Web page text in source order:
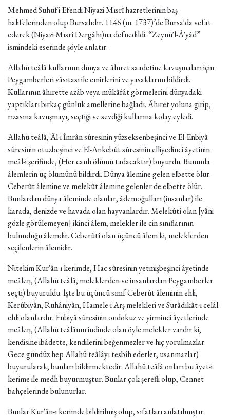
Mehmed Suhufî Efendi Niyazi Mısrî hazretlerinin baş
halifelerinden olup Bursalıdır. 1146 (m. 1737)’de Bursa'da vefat
ederek (Niyazi Mısrî Dergâhı)na defnedildi. “Zeynü'l-Â'yâd”
ismindeki eserinde şöyle anlatır:
Allahü teâlâ kullarının dünya ve âhıret saadetine kavuşmaları için
Peygamberleri vâsıtası ile emirlerini ve yasaklarını bildirdi.
Kullarının âhırette azâb veya mükâfât görmelerini dünyadaki
yaptıkları birkaç günlük amellerine bağladı. Âhıret yoluna girip,
rızasına kavuşmayı, seçtiği ve sevdiği kullarına kolay eyledi.
Allahü teâlâ, Âl-i İmrân sûresinin yüzseksenbeşinci ve El-Enbiyâ
sûresinin otuzbeşinci ve El-Ankebût sûresinin elliyedinci âyetinin
meâl-i şerifinde, (Her canlı ölümü tadacaktır) buyurdu. Bununla
âlemlerin üç ölümünü bildirdi. Dünya âlemine gelen elbette ölür.
Ceberût âlemine ve melekût âlemine gelenler de elbette ölür.
Bunlardan dünya âleminde olanlar, âdemoğulları (insanlar) ile
karada, denizde ve havada olan hayvanlardır. Melekûtî olan [yâni
gözle görülemeyen] ikinci âlem, melekler ile cin sınıflarının
bulunduğu âlemdir. Ceberûtî olan üçüncü âlem ki, meleklerden
seçilenlerin âlemidir.
Nitekim Kur'ân-ı kerimde, Hac sûresinin yetmişbeşinci âyetinde
meâlen, (Allahü teâlâ, meleklerden ve insanlardan Peygamberler
seçti) buyuruldu. İşte bu üçüncü sınıf Ceberût âleminin ehli,
Kerûbiyân, Ruhâniyân, Hamele-i Arş melekleri ve Surâdıkât-ı celâl
ehli olanlardır. Enbiyâ sûresinin ondokuz ve yirminci âyetlerinde
meâlen, (Allahü teâlânın indinde olan öyle melekler vardır ki,
kendisine ibâdette, kendilerini beğenmezler ve hiç yorulmazlar.
Gece gündüz hep Allahü teâlâyı tesbîh ederler, usanmazlar)
buyurularak, bunları bildirmektedir. Allahü teâlâ onları bu âyet-i
kerime ile medh buyurmuştur. Bunlar çok şerefli olup, Cennet
bahçelerinde bulunurlar.
Bunlar Kur'ân-ı kerimde bildirilmiş olup, sıfatları anlatılmıştır.